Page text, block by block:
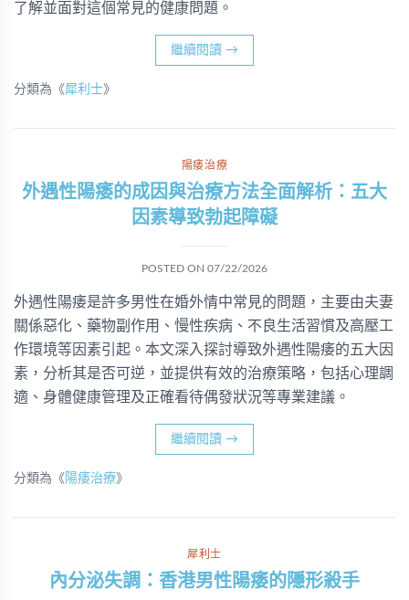
了解並面對這個常見的健康問題。
繼續閱讀 →
分類為《犀利士》
陽痿治療
外遇性陽痿的成因與治療方法全面解析：五大
因素導致勃起障礙
POSTED ON 07/22/2026
外遇性陽痿是許多男性在婚外情中常見的問題，主要由夫妻
關係惡化、藥物副作用、慢性疾病、不良生活習慣及高壓工
作環境等因素引起。本文深入探討導致外遇性陽痿的五大因
素，分析其是否可逆，並提供有效的治療策略，包括心理調
適、身體健康管理及正確看待偶發狀況等專業建議。
繼續閱讀 →
分類為《 陽痿治療》
犀利士
內分泌失調：香港男性陽痿的隱形殺手